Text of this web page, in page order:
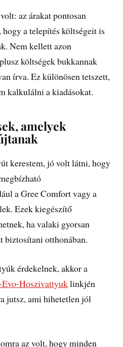
az árakat pontosan
a telepítés költségeit is
Nem kellett azon
költségek bukkannak
írva. Ez különösen tetszett,
kalkulálni a kiadásokat.
amelyek
kerestem, jó volt látni, hogy
a Gree Comfort vagy a
Ezek kiegészítő
ha valaki gyorsan
biztosítani otthonában.
érdekelnek, akkor a
Hoszivattyuklinkjén
jutsz, ami hihetetlen jól
az volt, hogy minden